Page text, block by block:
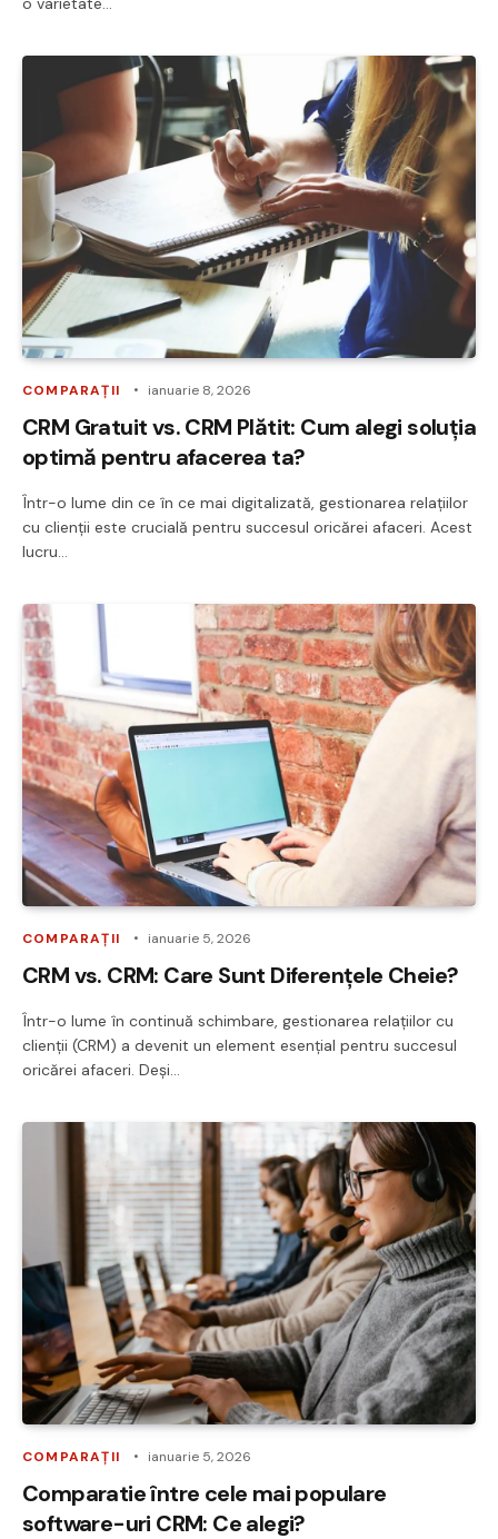
COMPARAȚII ianuarie 8, 2026
CRM Gratuit vs. CRM Plătit: Cum alegi soluția
optimă pentru afacerea ta?
Într-o lume din ce în ce mai digitalizată, gestionarea relațiilor
cu clienții este crucială pentru succesul oricărei afaceri. Acest
lucru…
COMPARAȚII ianuarie 5, 2026
CRM vs. CRM: Care Sunt Diferențele Cheie?
Într-o lume în continuă schimbare, gestionarea relațiilor cu
clienții (CRM) a devenit un element esențial pentru succesul
oricărei afaceri. Deși…
COMPARAȚII ianuarie 5, 2026
Comparatie între cele mai populare
software-uri CRM: Ce alegi?